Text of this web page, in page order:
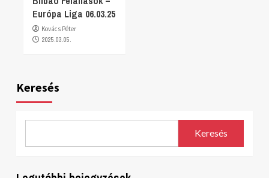
Európa Liga 06.03.25
Kovács Péter
2025.03.05.
Keresés
Keresés